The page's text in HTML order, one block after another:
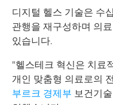
디지털 헬스 기술은 수
관행을 재구성하며 의
있습니다.
"헬스테크 혁신은 치료
개인 맞춤형 의료로의
부르크 경제부 보건기